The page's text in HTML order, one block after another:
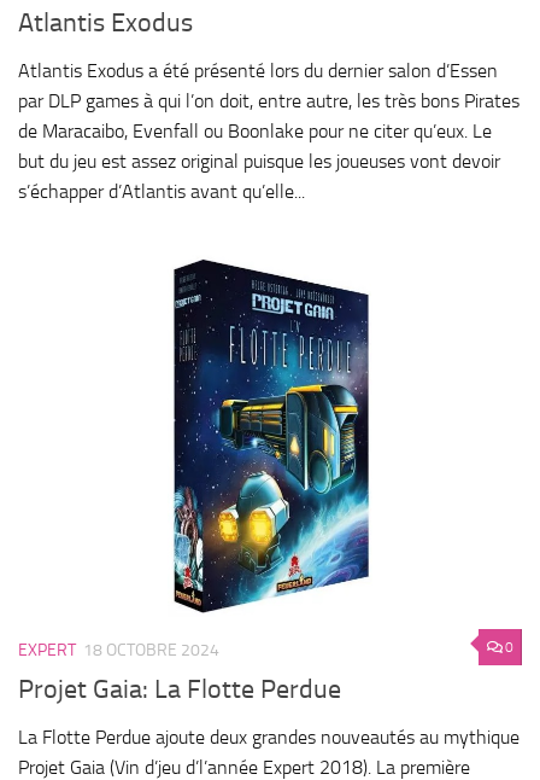
Atlantis Exodus
Atlantis Exodus a été présenté lors du dernier salon d’Essen
par DLP games à qui l’on doit, entre autre, les très bons Pirates
de Maracaibo, Evenfall ou Boonlake pour ne citer qu’eux. Le
but du jeu est assez original puisque les joueuses vont devoir
s’échapper d’Atlantis avant qu’elle...
0
EXPERT 18 OCTOBRE 2024
Projet Gaia: La Flotte Perdue
La Flotte Perdue ajoute deux grandes nouveautés au mythique
Projet Gaia (Vin d’jeu d’l’année Expert 2018). La première